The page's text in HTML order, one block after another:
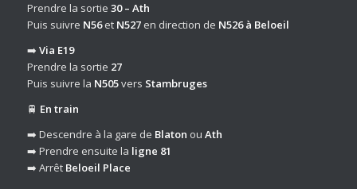
Prendre la sortie 30 – Ath
Puis suivre N56et N527en direction de N526 à Beloeil
➡️ Via E19
Prendre la sortie 27
Puis suivre la N505vers Stambruges
🚆 En train
➡️ Descendre à la gare de Blaton ou Ath
➡️ Prendre ensuite la ligne 81
➡️ Arrêt Beloeil Place